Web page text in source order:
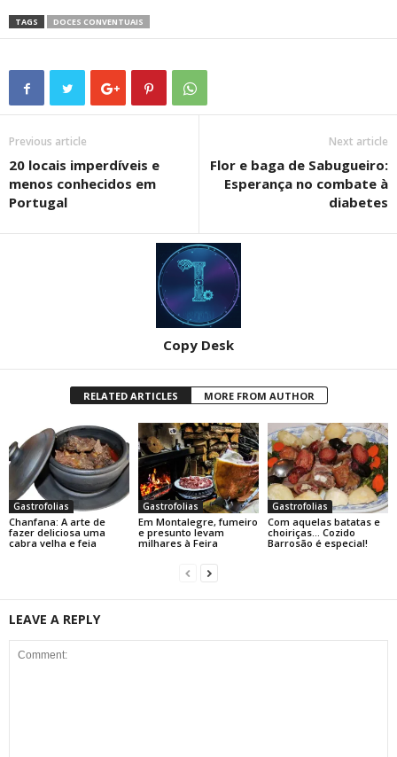
TAGS DOCES CONVENTUAIS
Previous article
20 locais imperdíveis e
menos conhecidos em
Portugal
Next article
Flor e baga de Sabugueiro:
Esperança no combate à
diabetes
Copy Desk
RELATED ARTICLES MORE FROM AUTHOR
Gastrofolias
Chanfana: A arte de
fazer deliciosa uma
cabra velha e feia
Gastrofolias
Em Montalegre, fumeiro
e presunto levam
milhares à Feira
Gastrofolias
Com aquelas batatas e
choiriças… Cozido
Barrosão é especial!
LEAVE A REPLY